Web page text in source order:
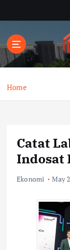
t
o
Home
Catat
Indosat
Ekonomi May